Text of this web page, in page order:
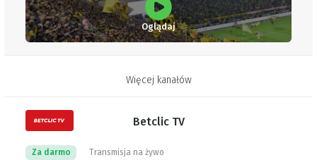
Oglądaj
Więcej kanałów
Betclic TV
Transmisja na żywo
Za darmo